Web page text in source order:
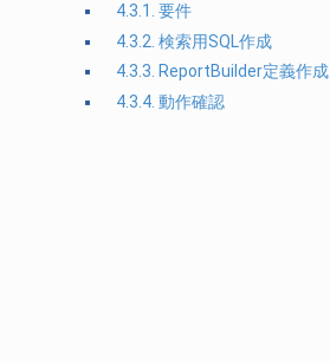
4.3.1. 要件
4.3.2. 検索用SQL作成
4.3.3. ReportBuilder定義作成
4.3.4. 動作確認